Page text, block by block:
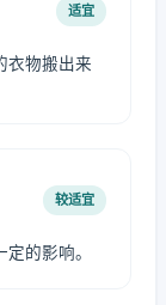
适宜
衣物搬出来
较适宜
的影响。